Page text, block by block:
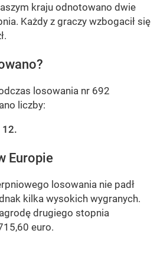
kraju odnotowano dwie
Każdy z graczy wzbogacił się
losowania nr 692
liczby:
12.
Europie
losowania nie padł
kilka wysokich wygranych.
drugiego stopnia
euro.